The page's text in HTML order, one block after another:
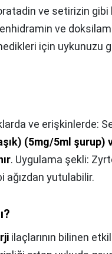
ve setirizin gibi
ve
için uykunuzu
ve erişkinlerde:
(5mg/5ml şurup)
. Uygulama şekli:
ağızdan yutulabilir.
ilaçlarının bilinen